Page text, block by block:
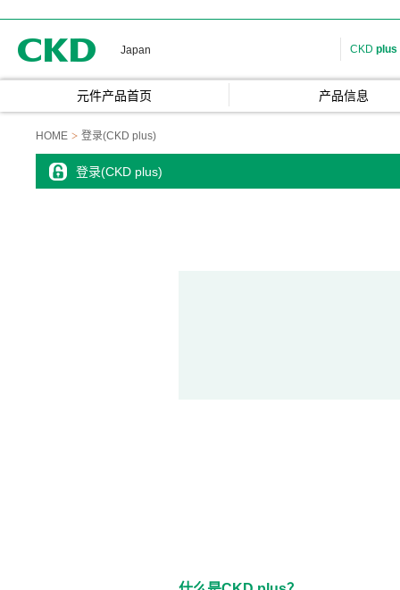
Japan CKD plus
元件产品首页 产品信息
HOME 登录(CKD plus)
登录(CKD plus)